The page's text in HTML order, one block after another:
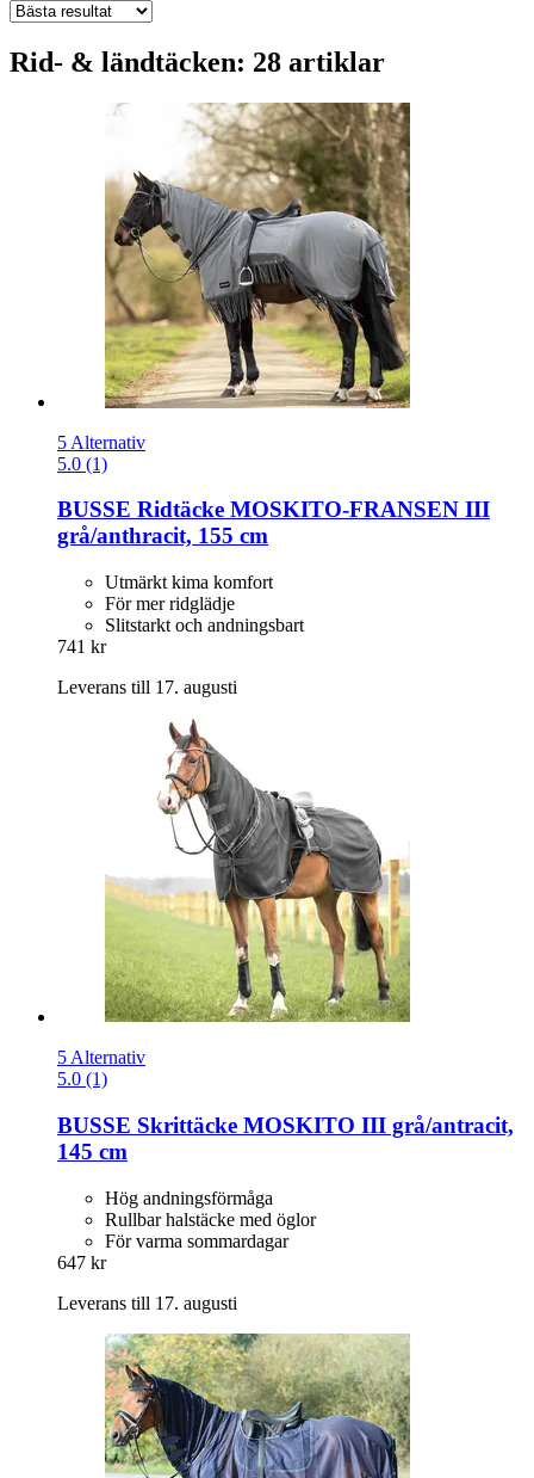
Rid- & ländtäcken: 28 artiklar
5 Alternativ
5.0 (1)
BUSSE Ridtäcke MOSKITO-​FRANSEN III
grå/anthracit, 155 cm
Utmärkt kima komfort
För mer ridglädje
Slitstarkt och andningsbart
741 kr
Leverans till 17. augusti
5 Alternativ
5.0 (1)
BUSSE Skrittäcke MOSKITO III grå/antracit,
145 cm
Hög andningsförmåga
Rullbar halstäcke med öglor
För varma sommardagar
647 kr
Leverans till 17. augusti